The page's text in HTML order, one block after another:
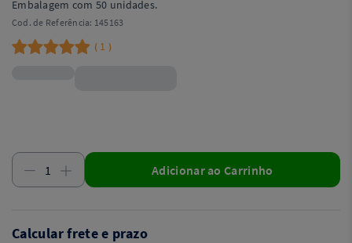
Embalagem com 50 unidades.
Cod. de Referência: 145163
( 1 )
Adicionar ao Carrinho
Calcular frete e prazo